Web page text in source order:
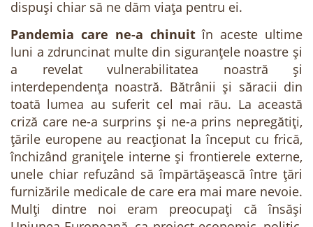
dispuși chiar să ne dăm viața pentru ei.
Pandemia care ne-a chinuitîn aceste ultime
luni a zdruncinat multe din siguranțele noastre și
a revelat vulnerabilitatea noastră și
interdependența noastră. Bătrânii și săracii din
toată lumea au suferit cel mai rău. La această
criză care ne-a surprins și ne-a prins nepregătiți,
țările europene au reacționat la început cu frică,
închizând granițele interne și frontierele externe,
unele chiar refuzând să împărtășească între țări
furnizările medicale de care era mai mare nevoie.
Mulți dintre noi eram preocupați că însăși